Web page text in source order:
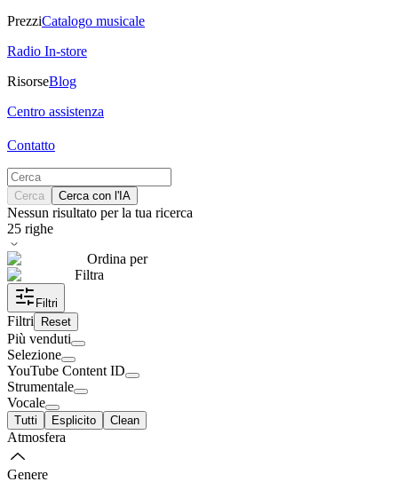
PrezziCatalogo musicale
Radio In-store
RisorseBlog
Centro assistenza
Contatto
Cerca Cerca con l'IA
Nessun risultato per la tua ricerca
25 righe
Ordina per
Filtra
Filtri
Filtri Reset
Più venduti
Selezione
YouTube Content ID
Strumentale
Vocale
Tutti Esplicito Clean
Atmosfera
Genere